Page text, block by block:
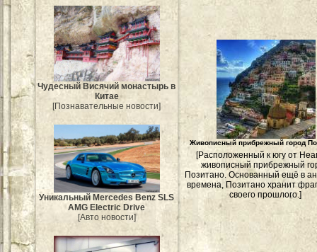
Чудесный Висячий монастырь в
Китае
[Познавательные новости]
Уникальный Mercedes Benz SLS
AMG Electric Drive
[Авто новости]
Живописный прибрежный город
[Расположенный к югу от
живописный прибрежный
Позитано. Основанный ещё в
времена, Позитано хранит
своего прошлого.]